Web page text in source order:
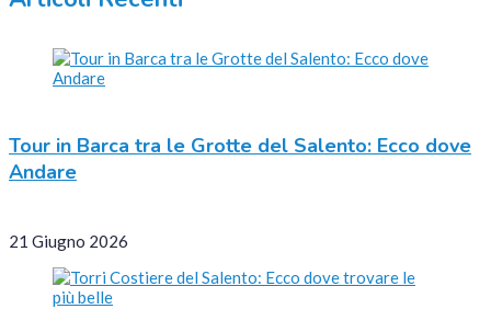
Tour in Barca tra le Grotte del Salento: Ecco dove
Andare
21 Giugno 2026